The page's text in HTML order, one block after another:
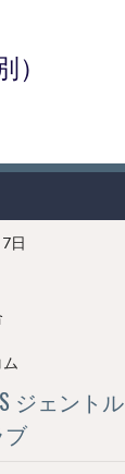
日
ジェントル
ブ